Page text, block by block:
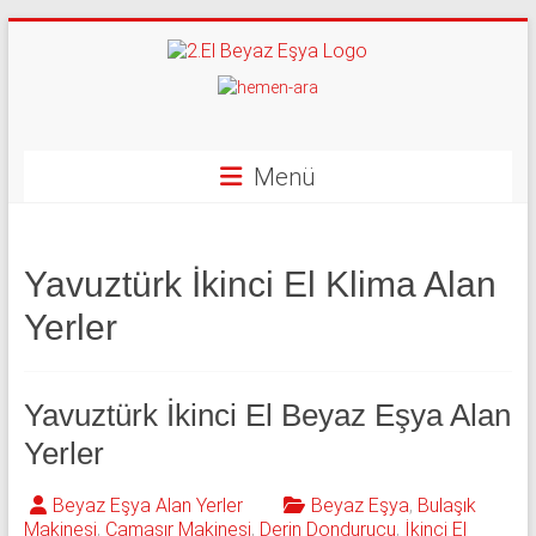
Alan
Yerler
0
543
592
Menü
Yavuztürk İkinci El Klima Alan
Yerler
Yavuztürk İkinci El Beyaz Eşya Alan
Yerler
Beyaz Eşya Alan Yerler Beyaz Eşya, Bulaşık
Makinesi, Çamaşır Makinesi, Derin Dondurucu, İkinci El